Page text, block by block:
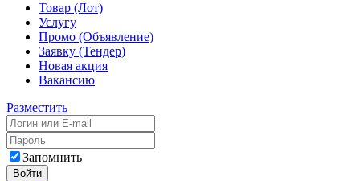
Товар (Лот)
Услугу
Промо (Объявление)
Заявку (Тендер)
Новая акция
Вакансию
Разместить
Запомнить
Войти